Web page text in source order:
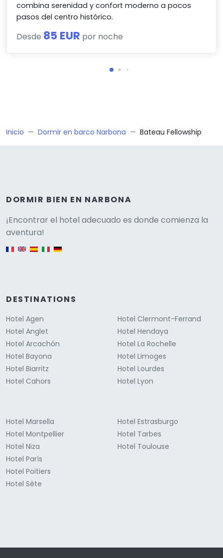
combina serenidad y confort moderno a pocos
pasos del centro histórico.
Desde 85 EUR por noche
Inicio Dormir en barco Narbona Bateau Fellowship
DORMIR BIEN EN NARBONA
¡Encontrar el hotel adecuado es donde comienza la
aventura!
DESTINATIONS
Hotel Agen
Hotel Anglet
Hotel Arcachón
Hotel Bayona
Hotel Biarritz
Hotel Cahors
Hotel Clermont-Ferrand
Hotel Hendaya
Hotel La Rochelle
Hotel Limoges
Hotel Lourdes
Hotel Lyon
Hotel Marsella
Hotel Montpellier
Hotel Niza
Hotel París
Hotel Poitiers
Hotel Sète
Hotel Estrasburgo
Hotel Tarbes
Hotel Toulouse